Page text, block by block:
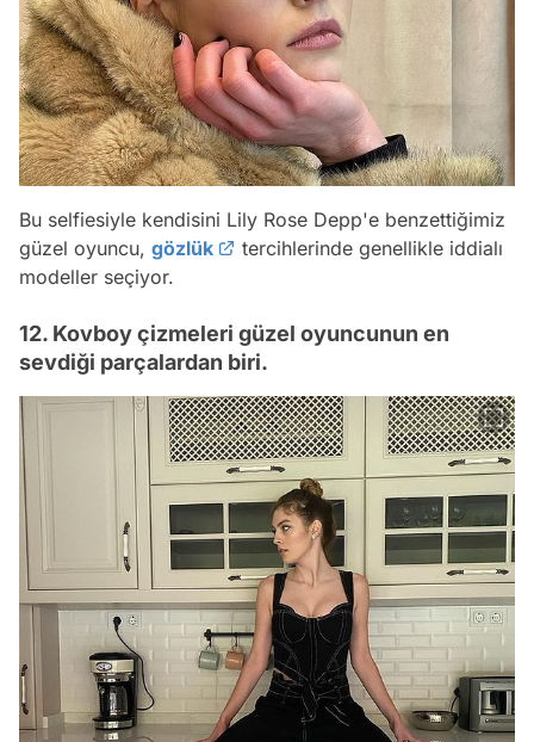
Bu selfiesiyle kendisini Lily Rose Depp'e benzettiğimiz
güzel oyuncu, gözlük
tercihlerinde genellikle iddialı
modeller seçiyor.
12. Kovboy çizmeleri güzel oyuncunun en
sevdiği parçalardan biri.